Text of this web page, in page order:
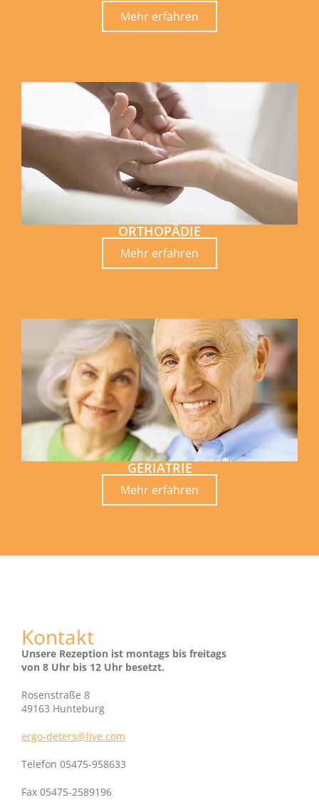
Mehr erfahren
ORTHOPÄDIE
Mehr erfahren
GERIATRIE
Mehr erfahren
Kontakt
Unsere Rezeption ist montags bis freitags
von 8 Uhr bis 12 Uhr besetzt.
Rosenstraße 8
49163 Hunteburg
ergo-deters@live.com
Telefon 05475-958633
Fax 05475-2589196